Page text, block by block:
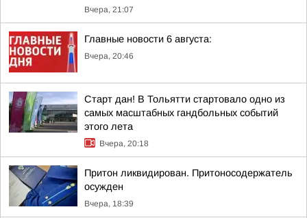
Вчера, 21:07
Главные новости 6 августа:
Вчера, 20:46
Старт дан! В Тольятти стартовало одно из
самых масштабных гандбольных событий
этого лета
Вчера, 20:18
Притон ликвидирован. Притоносодержатель
осужден
Вчера, 18:39